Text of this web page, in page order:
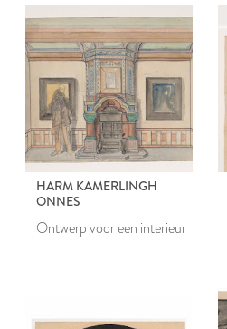
HARM KAMERLINGH
ONNES
Ontwerp voor een interieur